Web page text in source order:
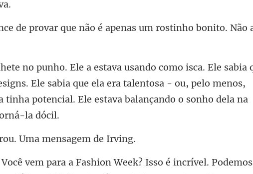
ar que não é apenas um rosti
Ele sabia que ela era talentosa - ou, pelo menos,
Uma men
ek? Isso é incrível. Podemos